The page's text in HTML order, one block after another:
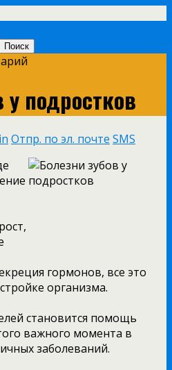
у подростков
Отпр. по эл. почте SMS
гормонов, все это
организма.
становится помощь
важного момента в
заболеваний.